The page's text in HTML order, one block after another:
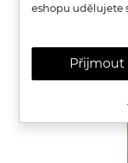
eshopu udělujete
Přijmout